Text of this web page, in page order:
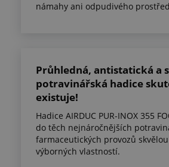
námahy ani odpudivého
Průhledná, antistatická a
potravinářská hadice
existuje!
Hadice AIRDUC PUR-INOX 355
do těch nejnáročnějších
farmaceutických provozů
výborných vlastností.